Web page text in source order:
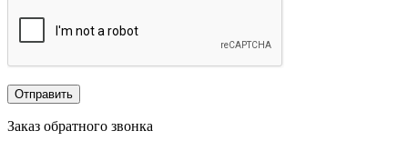
Отправить
Заказ обратного звонка